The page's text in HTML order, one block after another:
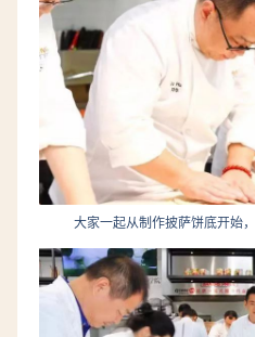
大家一起从制作披萨饼底开始